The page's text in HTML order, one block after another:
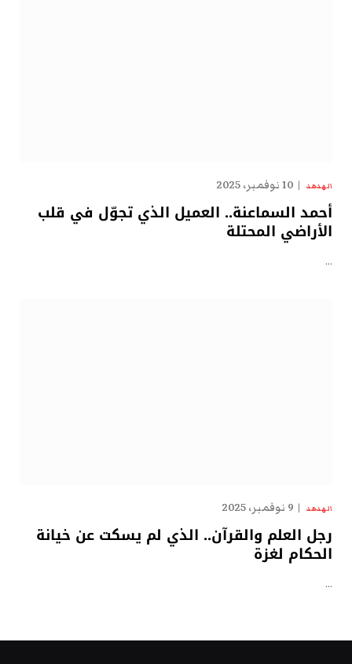
الهدهد 10 نوفمبر، 2025
أحمد السماعنة.. العميل الذي تجوّل في قلب
الأراضي المحتلة
…
الهدهد 9 نوفمبر، 2025
رجل العلم والقرآن.. الذي لم يسكت عن خيانة
الحكام لغزة
…